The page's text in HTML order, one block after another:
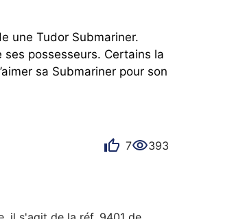
une Tudor Submariner.
possesseurs. Certains la
sa Submariner pour son
7
393